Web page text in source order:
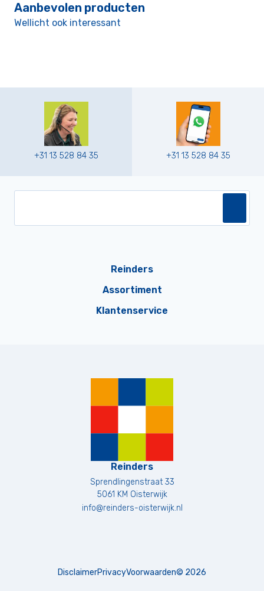
Aanbevolen producten
Wellicht ook interessant
+31 13 528 84 35 +31 13 528 84 35
Reinders
Assortiment
Klantenservice
Reinders
Sprendlingenstraat 33
5061 KM Oisterwijk
info@reinders-oisterwijk.nl
DisclaimerPrivacyVoorwaarden© 2026